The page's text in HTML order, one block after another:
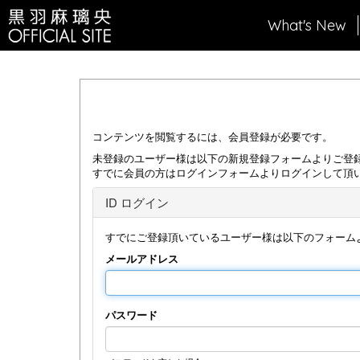
What's New
コンテンツを閲覧するには、会員登録が必要です。
未登録のユーザー様は以下の新規登録フォームよりご登
すでに会員の方はログインフォームよりログインして頂
ID ログイン
すでにご登録頂いているユーザー様は以下のフォーム
メールアドレス
パスワード